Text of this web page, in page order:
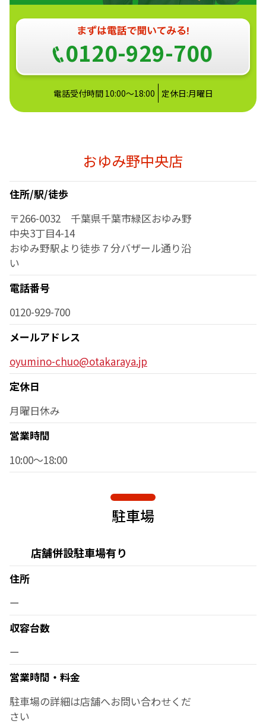
0120-929-700
電話受付時間 10:00〜18:00 定休日:月曜日
おゆみ野中央店
住所/駅/徒歩
〒266-0032 千葉県千葉市緑区おゆみ野
中央3丁目4-14
おゆみ野駅より徒歩７分バザール通り沿
い
電話番号
0120-929-700
メールアドレス
oyumino-chuo@otakaraya.jp
定休日
月曜日休み
営業時間
10:00〜18:00
駐車場
店舗併設駐車場有り
住所
ー
収容台数
ー
営業時間・料金
駐車場の詳細は店舗へお問い合わせくだ
さい